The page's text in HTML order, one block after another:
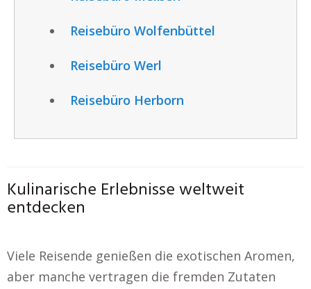
Reisebüro Wolfenbüttel
Reisebüro Werl
Reisebüro Herborn
Kulinarische Erlebnisse weltweit
entdecken
Viele Reisende genießen die exotischen Aromen,
aber manche vertragen die fremden Zutaten